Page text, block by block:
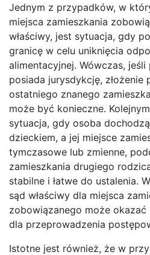
Jednym z przypadków, w
miejsca zamieszkania
właściwy, jest sytuacja, gdy
granicę w celu uniknięcia
alimentacyjnej. Wówczas, jeśli
posiada jurysdykcję, złożenie
ostatniego znanego
może być konieczne.
sytuacja, gdy osoba
dzieckiem, a jej miejsce
tymczasowe lub zmienne,
zamieszkania drugiego
stabilne i łatwe do ustalenia.
sąd właściwy dla miejsca
zobowiązanego może
dla przeprowadzenia
Istotne jest również, że w